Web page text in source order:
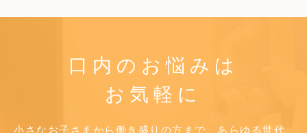
口内のお悩みは
お気軽に
小さなお子さまから働き盛りの方まで、あらゆる世代